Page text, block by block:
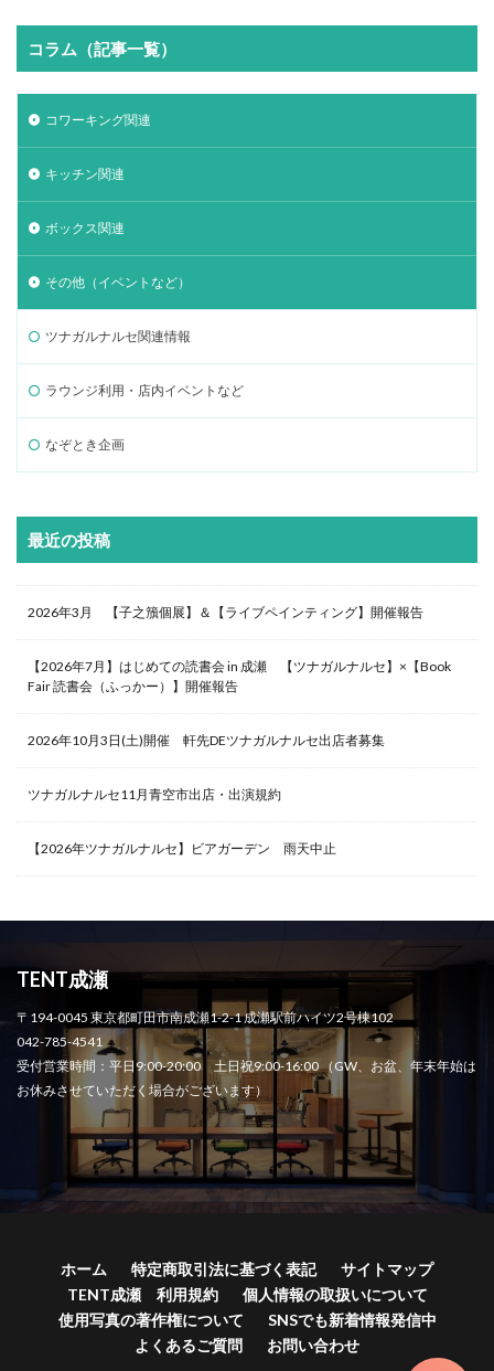
コラム（記事一覧）
コワーキング関連
キッチン関連
ボックス関連
その他（イベントなど）
ツナガルナルセ関連情報
ラウンジ利用・店内イベントなど
なぞとき企画
最近の投稿
2026年3月 【子之籏個展】＆【ライブペインティング】開催報告
【2026年7月】はじめての読書会 in 成瀬 【ツナガルナルセ】×【Book
Fair 読書会（ふっかー）】開催報告
2026年10月3日(土)開催 軒先DEツナガルナルセ出店者募集
ツナガルナルセ11月青空市出店・出演規約
【2026年ツナガルナルセ】ビアガーデン 雨天中止
TENT成瀬
〒194-0045 東京都町田市南成瀬1-2-1 成瀬駅前ハイツ2号棟102
042-785-4541
受付営業時間：平日9:00-20:00 土日祝9:00-16:00 （GW、お盆、年末年始は
お休みさせていただく場合がございます）
ホーム 特定商取引法に基づく表記
サイトマップ
TENT成瀬 利用規約
個人情報の取扱いについて
使用写真の著作権について
SNSでも新着情報発信中
よくあるご質問
お問い合わせ